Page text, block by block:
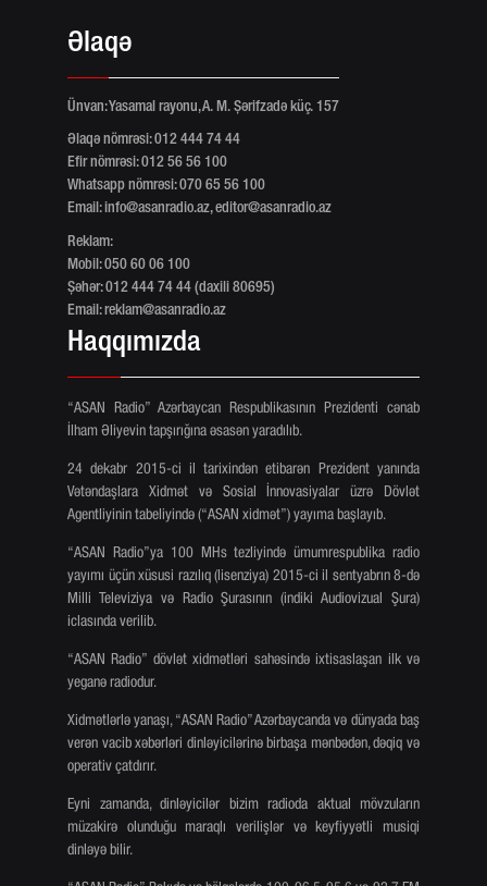
Əlaqə
Ünvan: Yasamal rayonu, A. M. Şərifzadə küç. 157
Əlaqə nömrəsi: 012 444 74 44
Efir nömrəsi: 012 56 56 100
Whatsapp nömrəsi: 070 65 56 100
Email:info@asanradio.az,editor@asanradio.az
Reklam:
Mobil: 050 60 06 100
Şəhər: 012 444 74 44 (daxili 80695)
Email:reklam@asanradio.az
Haqqımızda
“ASAN Radio” Azərbaycan Respublikasının Prezidenti cənab
İlham Əliyevin tapşırığına əsasən yaradılıb.
24 dekabr 2015-ci il tarixindən etibarən Prezident yanında
Vətəndaşlara Xidmət və Sosial İnnovasiyalar üzrə Dövlət
Agentliyinin tabeliyində (“ASAN xidmət”) yayıma başlayıb.
“ASAN Radio”ya 100 MHs tezliyində ümumrespublika radio
yayımı üçün xüsusi razılıq (lisenziya) 2015-ci il sentyabrın 8-də
Milli Televiziya və Radio Şurasının (indiki Audiovizual Şura)
iclasında verilib.
“ASAN Radio” dövlət xidmətləri sahəsində ixtisaslaşan ilk və
yeganə radiodur.
Xidmətlərlə yanaşı, “ASAN Radio” Azərbaycanda və dünyada baş
verən vacib xəbərləri dinləyicilərinə birbaşa mənbədən, dəqiq və
operativ çatdırır.
Eyni zamanda, dinləyicilər bizim radioda aktual mövzuların
müzakirə olunduğu maraqlı verilişlər və keyfiyyətli musiqi
dinləyə bilir.